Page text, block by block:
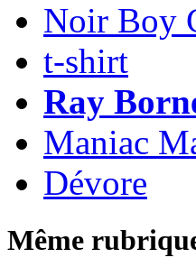
Noir Boy
t-shirt
Ray
Maniac
Dévore
Même